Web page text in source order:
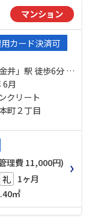
マンション
カード決済可
」駅 徒歩6分 中
徒歩20分 西武
」駅 徒歩33分
月
クリート
町２丁目
理費 11,000円)
礼 1ヶ月
㎡